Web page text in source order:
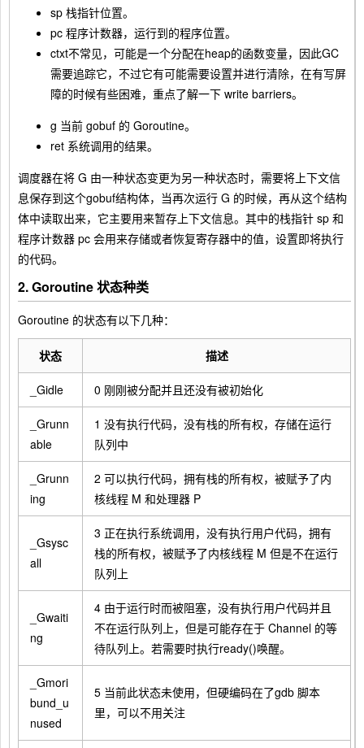
sp 栈指针位置。
pc 程序计数器，运行到的程序位置。
ctxt不常见，可能是一个分配在heap的函数变量，因此GC
需要追踪它，不过它有可能需要设置并进行清除，在有写屏
障的时候有些困难，重点了解一下 write barriers。
g 当前 gobuf 的 Goroutine。
ret 系统调用的结果。
调度器在将 G 由一种状态变更为另一种状态时，需要将上下文信
息保存到这个gobuf结构体，当再次运行 G 的时候，再从这个结构
体中读取出来，它主要用来暂存上下文信息。其中的栈指针 sp 和
程序计数器 pc 会用来存储或者恢复寄存器中的值，设置即将执行
的代码。
2. Goroutine 状态种类
Goroutine 的状态有以下几种：
状态 描述
_Gidle 0 刚刚被分配并且还没有被初始化
_Grunn
able
1 没有执行代码，没有栈的所有权，存储在运行
队列中
_Grunn
ing
2 可以执行代码，拥有栈的所有权，被赋予了内
核线程 M 和处理器 P
_Gsysc
all
3 正在执行系统调用，没有执行用户代码，拥有
栈的所有权，被赋予了内核线程 M 但是不在运行
队列上
_Gwaiti
ng
4 由于运行时而被阻塞，没有执行用户代码并且
不在运行队列上，但是可能存在于 Channel 的等
待队列上。若需要时执行ready()唤醒。
_Gmori
bund_u
nused
5 当前此状态未使用，但硬编码在了gdb 脚本
里，可以不用关注